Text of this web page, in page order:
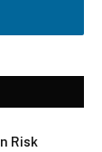
Risk